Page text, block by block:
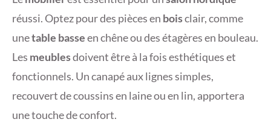
réussi. Optez pour des pièces en boisclair, comme
unetable basseen chêne ou des étagères en bouleau.
Les meublesdoivent être à la fois esthétiques et
fonctionnels. Un canapé aux lignes simples,
recouvert de coussins en laine ou en lin, apportera
une touche de confort.